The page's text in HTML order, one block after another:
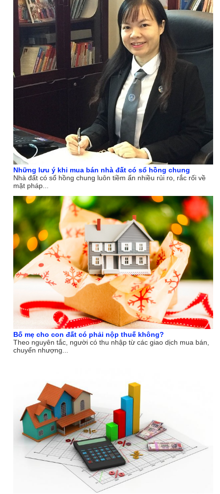
Những lưu ý khi mua bán nhà đất có sổ hồng chung
Nhà đất có sổ hồng chung luôn tiềm ẩn nhiều rủi ro, rắc rối về
mặt pháp...
Bố mẹ cho con đất có phải nộp thuế không?
Theo nguyên tắc, người có thu nhập từ các giao dịch mua bán,
chuyển nhượng...